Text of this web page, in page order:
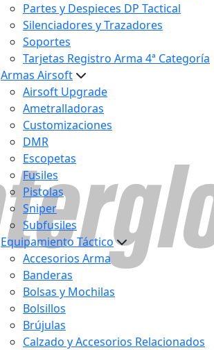
Partes y Despieces DP Tactical
Silenciadores y Trazadores
Soportes
Tarjetas Registro Arma 4ª Categoría
Armas Airsoft
Airsoft Upgrade
Ametralladoras
Customizaciones
DMR
Escopetas
Fusiles
Pistolas
Sniper
Subfusiles
Equipamiento Táctico
Accesorios Arma
Banderas
Bolsas y Mochilas
Bolsillos
Brújulas
Calzado y Accesorios Relacionados